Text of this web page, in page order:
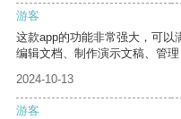
游客
这款app的功能非常强大，可以
编辑文档、制作演示文稿、管理
2024-10-13
游客